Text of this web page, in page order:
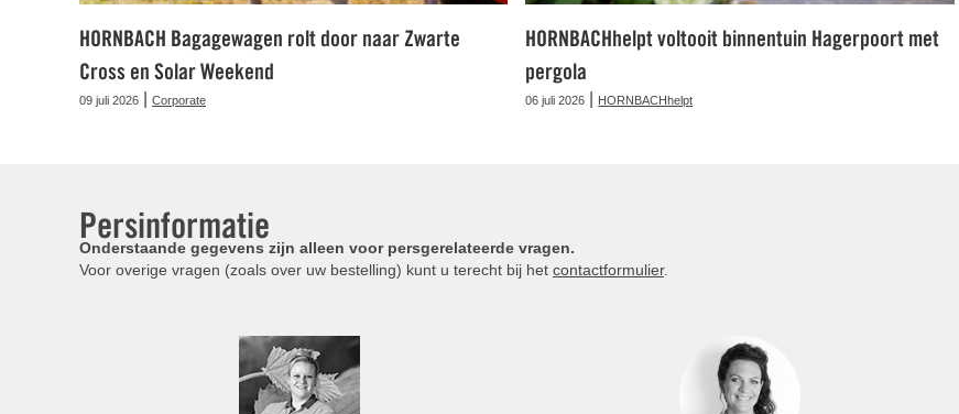
HORNBACH Bagagewagen rolt door naar Zwarte
Cross en Solar Weekend
09 juli 2026 Corporate
HORNBACHhelpt voltooit binnentuin Hagerpoort met
pergola
06 juli 2026 HORNBACHhelpt
Persinformatie
Onderstaande gegevens zijn alleen voor persgerelateerde vragen.
Voor overige vragen (zoals over uw bestelling) kunt u terecht bij het contactformulier.